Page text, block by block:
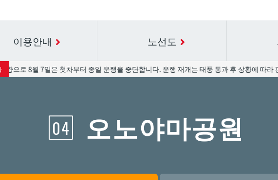
이용안내 노선도
나하공항 아카미네
나하공항 아카미네
으로 8월 7일은 첫차부터 종일 운행을 중단합니다. 운행 재개는 태풍 통과 후 상황에 따라
04 오노야마공원